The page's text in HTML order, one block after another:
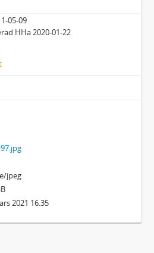
05-09
HHa 2020-01-22
jpeg
2021 16.35